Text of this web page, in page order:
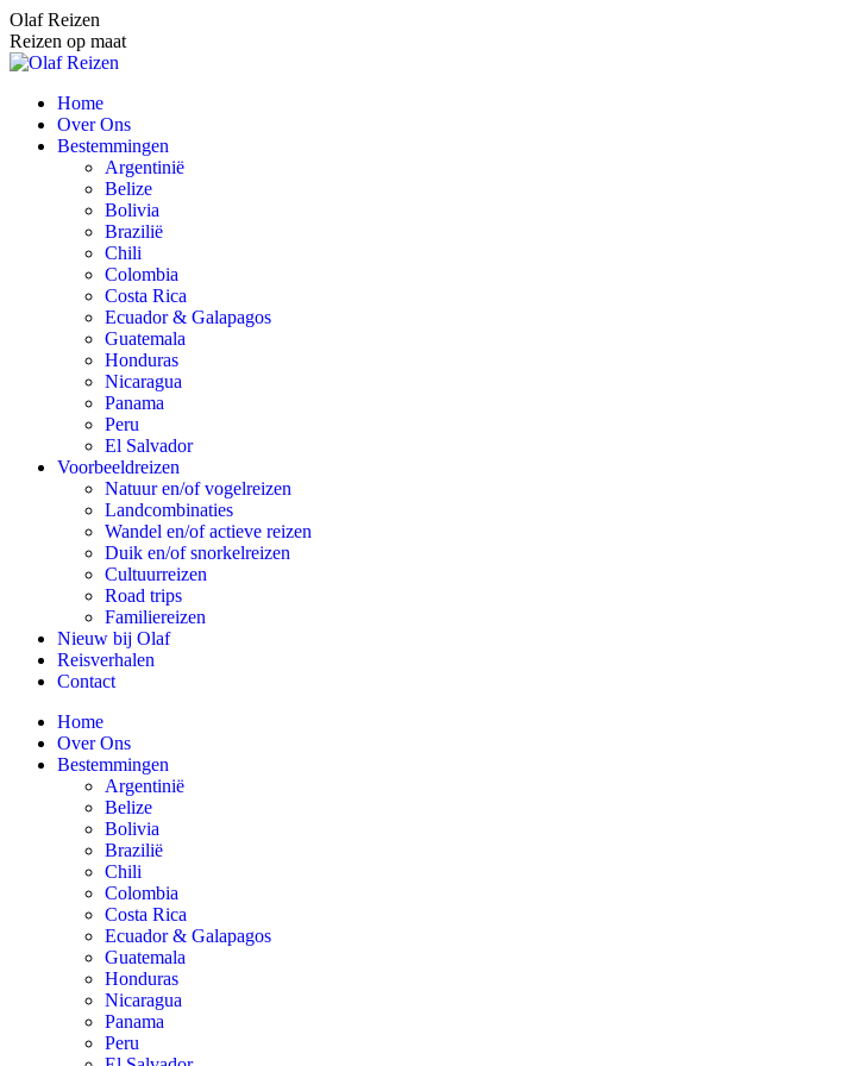
Spring
naar
content
Olaf Reizen
Reizen op maat
Home
Over Ons
Bestemmingen
Argentinië
Belize
Bolivia
Brazilië
Chili
Colombia
Costa Rica
Ecuador & Galapagos
Guatemala
Honduras
Nicaragua
Panama
Peru
El Salvador
Voorbeeldreizen
Natuur en/of vogelreizen
Landcombinaties
Wandel en/of actieve reizen
Duik en/of snorkelreizen
Cultuurreizen
Road trips
Familiereizen
Nieuw bij Olaf
Reisverhalen
Contact
Home
Over Ons
Bestemmingen
Argentinië
Belize
Bolivia
Brazilië
Chili
Colombia
Costa Rica
Ecuador & Galapagos
Guatemala
Honduras
Nicaragua
Panama
Peru